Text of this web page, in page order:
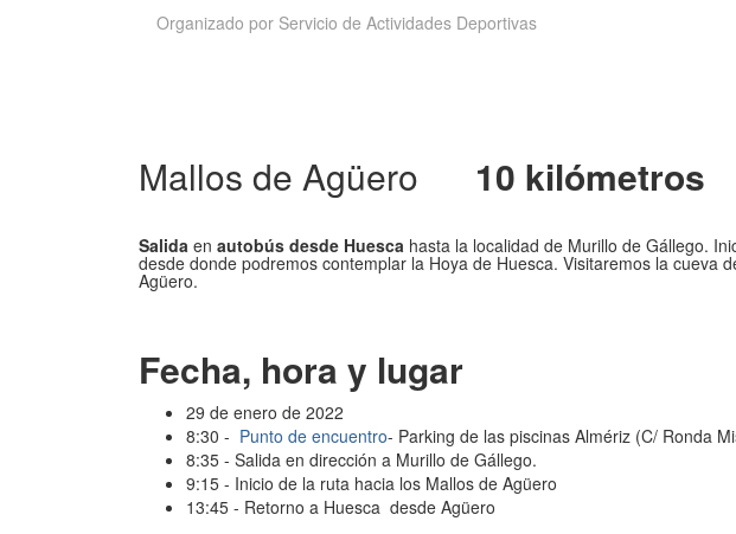
Organizado por Servicio de Actividades Deportivas
Mallos de Agüero 10 kilómetros
Salida en autobús desde Huesca hasta la localidad de Murillo de Gállego.
desde donde podremos contemplar la Hoya de Huesca. Visitaremos la
Agüero.
Fecha, hora y lugar
29 de enero de 2022
8:30 - Punto de encuentro- Parking de las piscinas Almériz (C/ Ronda
8:35 - Salida en dirección a Murillo de Gállego.
9:15 - Inicio de la ruta hacia los Mallos de Agüero
13:45 - Retorno a Huesca desde Agüero